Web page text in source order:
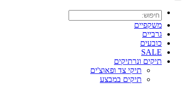
משקפיים
גרביים
כובעים
SALE
תיקים ונרתיקים
תיקי צד ופאוצ'ים
תיקים במבצע